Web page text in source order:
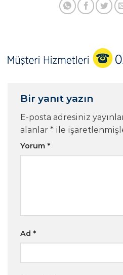
Bir yanıt yazın
E-posta adresiniz
alanlar * ile
Yorum *
Ad *